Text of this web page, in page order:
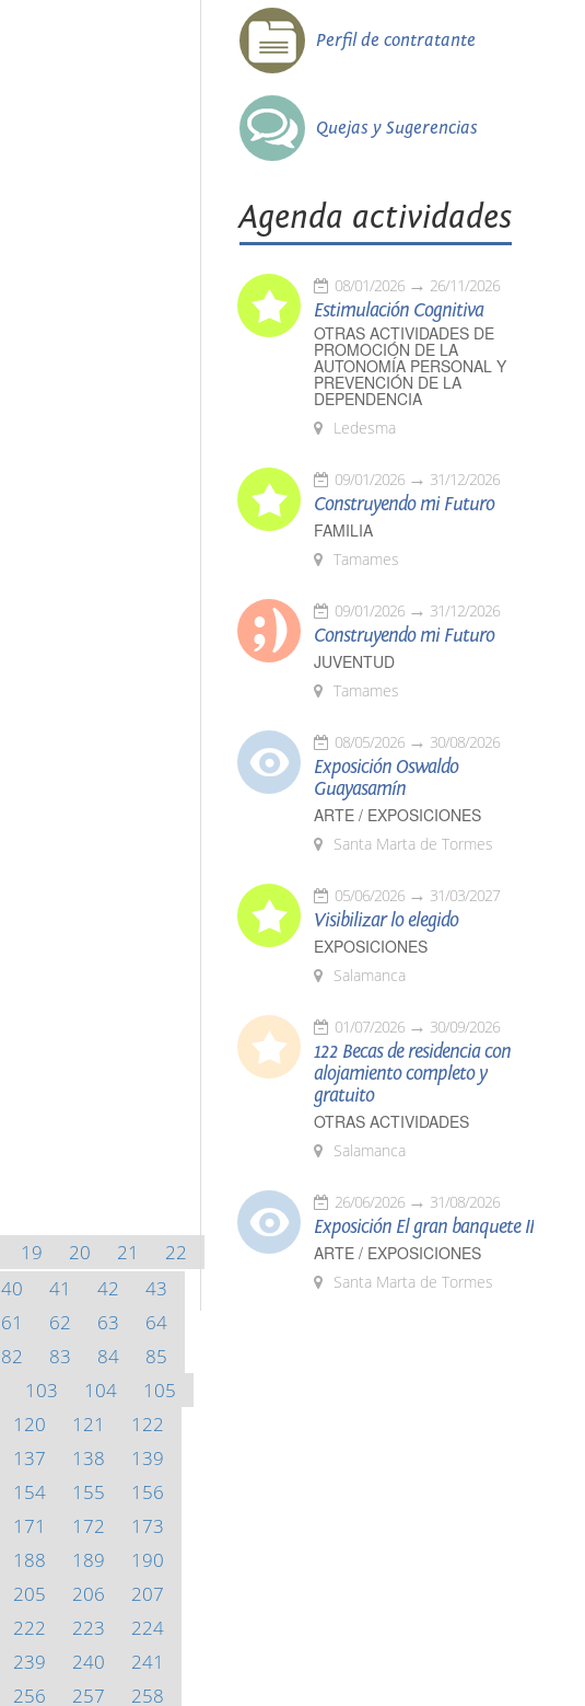
19 20 21
22
40 41 42
43
61 62 63
64
82 83 84
85
103 104
105
120 121
122
137 138
139
154 155
156
171 172
173
188 189
190
205 206
207
222 223
224
239 240
241
256 257 258
Perfil de contratante
Quejas y Sugerencias
Agenda actividades
08/01/2026 26/11/2026
Estimulación Cognitiva
OTRAS ACTIVIDADES DE
PROMOCIÓN DE LA
AUTONOMÍA PERSONAL Y
PREVENCIÓN DE LA
DEPENDENCIA
Ledesma
09/01/2026 31/12/2026
Construyendo mi Futuro
FAMILIA
Tamames
09/01/2026 31/12/2026
Construyendo mi Futuro
JUVENTUD
Tamames
08/05/2026 30/08/2026
Exposición Oswaldo
Guayasamín
ARTE / EXPOSICIONES
Santa Marta de Tormes
05/06/2026 31/03/2027
Visibilizar lo elegido
EXPOSICIONES
Salamanca
01/07/2026 30/09/2026
122 Becas de residencia con
alojamiento completo y
gratuito
OTRAS ACTIVIDADES
Salamanca
26/06/2026 31/08/2026
Exposición El gran banquete II
ARTE / EXPOSICIONES
Santa Marta de Tormes